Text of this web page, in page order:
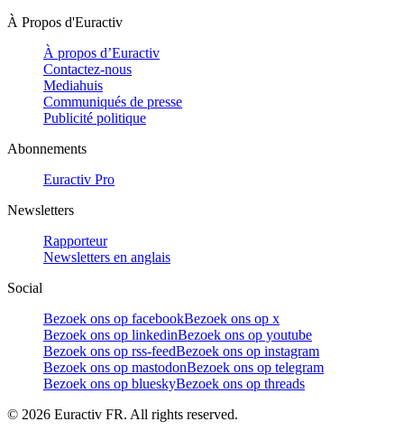
À Propos d'Euractiv
À propos d’Euractiv
Contactez-nous
Mediahuis
Communiqués de presse
Publicité politique
Abonnements
Euractiv Pro
Newsletters
Rapporteur
Newsletters en anglais
Social
Bezoek ons op facebookBezoek ons op x
Bezoek ons op linkedinBezoek ons op youtube
Bezoek ons op rss-feedBezoek ons op instagram
Bezoek ons op mastodonBezoek ons op telegram
Bezoek ons op blueskyBezoek ons op threads
© 2026 Euractiv FR. All rights reserved.